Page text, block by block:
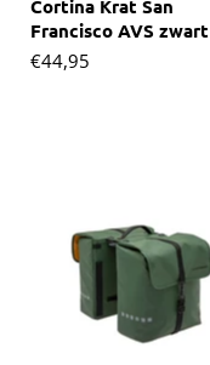
Cortina Krat San
Francisco AVS zwart
€44,95